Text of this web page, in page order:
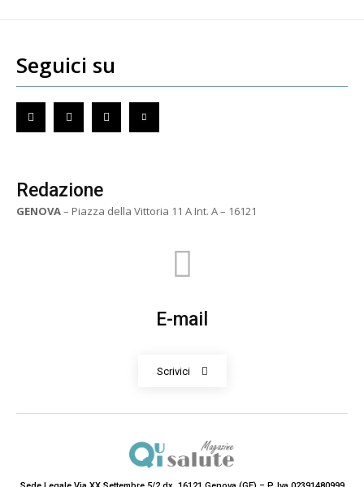
Seguici su
Redazione
GENOVA– Piazza della Vittoria 11 A Int. A – 16121
E-mail
Scrivici